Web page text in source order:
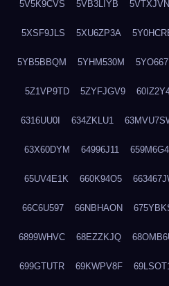
5V5K9CVS 5VB3LIYB
5XSF9JLS 5XU6ZP3A
5YB5BBQM 5YHM530M
5Z1VP9TD 5ZYFJGV9
6316UU0I 634ZKLU1
63X60DYM 64996J11
65UV4E1K 660K94O5
66C6U597 66NBHAON
6899WHVC 68EZZKJQ
699GTUTR 69KWPV8F